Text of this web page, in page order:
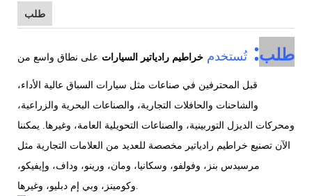
طلب
طلب: تُستخدم خراطيم رادياتير السيارات على نطاق واسع من
قبل المحترفين في صناعات مثل سيارات السباق عالية الأداء،
والشاحنات والحافلات التجارية، والصناعات البحرية والزراعية،
ومحركات الديزل التوربينية، والصناعات التحويلية العامة، وغيرها. يمكننا
الآن تصنيع خراطيم رادياتير مخصصة للعديد من العلامات التجارية مثل
مرسيدس بنز، وفولفو، وسكانيا، ومان، ورينو، وداف، وإيفيكو،